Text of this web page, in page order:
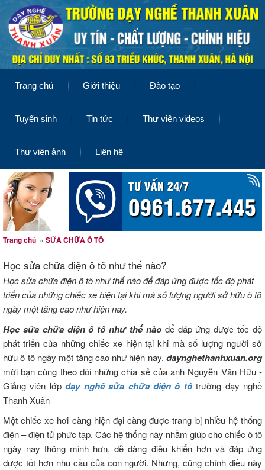
Trang chủ Giới thiệu Đào tạo
Tuyển sinh Tin tức Thư viện videos
Thư viện ảnh Liên hệ
Trang chủ » SỬA CHỮA Ô TÔ
Học sửa chữa điện ô tô như thế nào?
Học sửa chữa điện ô tô như thế nào để đáp ứng được tốc độ phát
triển của những chiếc xe hiện tại khi mà số lượng người sở hữu ô tô
ngày một tăng cao như hiện nay.
Học sửa chữa điện ô tô như thế nàođể đáp ứng được tốc độ
phát triển của những chiếc xe hiện tại khi mà số lượng người sở
hữu ô tô ngày một tăng cao như hiện nay. daynghethanhxuan.org
mời bạn cùng theo dõi những chia sẻ của anh Nguyễn Văn Hữu -
Giảng viên lớpdạy nghề sửa chữa điện ô tôtrường dạy nghề
Thanh Xuân
Một chiếc xe hơi càng hiện đại càng được trang bị nhiều hệ thống
điện – điện tử phức tạp. Các hệ thống này nhằm giúp cho chiếc ô tô
ngày nay thông minh hơn, dễ dàng điều khiển hơn và đáp ứng
được tốt hơn nhu cầu của con người. Nhưng, cũng chính điều này